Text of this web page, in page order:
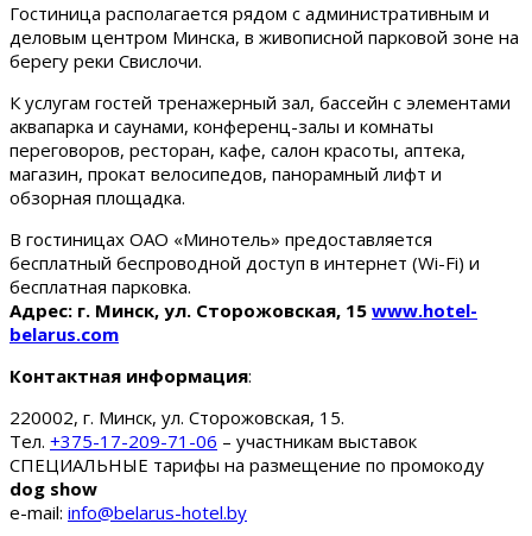
Гостиница располагается рядом с административным и
деловым центром Минска, в живописной парковой зоне на
берегу реки Свислочи.
К услугам гостей тренажерный зал, бассейн с элементами
аквапарка и саунами, конференц-залы и комнаты
переговоров, ресторан, кафе, салон красоты, аптека,
магазин, прокат велосипедов, панорамный лифт и
обзорная площадка.
В гостиницах ОАО «Минотель» предоставляется
бесплатный беспроводной доступ в интернет (Wi-Fi) и
бесплатная парковка.
Адрес: г. Минск, ул. Сторожовская, 15 www.hotel-
belarus.com
Контактная информация:
220002, г. Минск, ул. Сторожовская, 15.
Тел. +375-17-209-71-06 – участникам выставок
СПЕЦИАЛЬНЫЕ тарифы на размещение по промокоду
dog show
e-mail: info@belarus-hotel.by